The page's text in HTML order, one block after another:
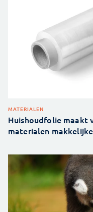
MATERIALEN
Huishoudfolie maakt
materialen